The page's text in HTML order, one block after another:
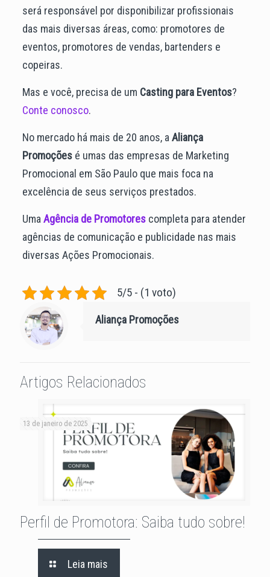
será responsável por disponibilizar profissionais
das mais diversas áreas, como: promotores de
eventos, promotores de vendas, bartenders e
copeiras.
Mas e você, precisa de um Casting para Eventos?
Conte conosco.
No mercado há mais de 20 anos, a Aliança
Promoçõesé umas das empresas de Marketing
Promocional em São Paulo que mais foca na
excelência de seus serviços prestados.
Uma Agência de Promotorescompleta para atender
agências de comunicação e publicidade nas mais
diversas Ações Promocionais.
5/5 - (1 voto)
Aliança Promoções
Artigos Relacionados
13 de janeiro de 2025
Perfil de Promotora: Saiba tudo sobre!
Leia mais